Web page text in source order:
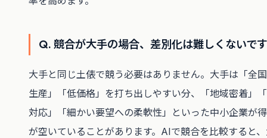
Q. 競合が大手の場合、差別化は難しくないで
大手と同じ土俵で競う必要はありません。大手は「全
生産」「低価格」を打ち出しやすい分、「地域密着」
対応」「細かい要望への柔軟性」といった中小企業が
が空いていることがあります。AIで競合を比較すると